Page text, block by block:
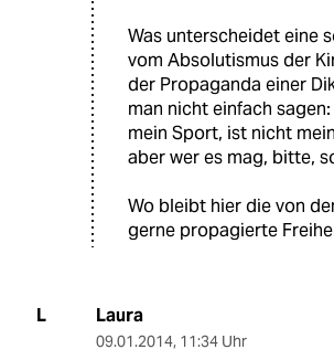
Was unterscheidet eine
vom Absolutismus der
der Propaganda einer
man nicht einfach
mein Sport, ist nicht
aber wer es mag, bitte,
Wo bleibt hier die von
gerne propagierte
L Laura
09.01.2014, 11:34 Uhr